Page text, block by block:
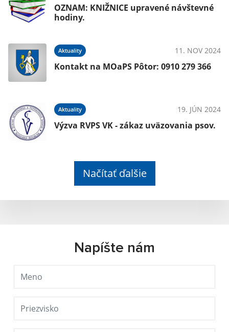
OZNAM: KNIŽNICE upravené návštevné
hodiny.
Aktuality 11. NOV 2024
Kontakt na MOaPS Pôtor: 0910 279 366
Aktuality 19. JÚN 2024
Výzva RVPS VK - zákaz uväzovania psov.
Načítať ďalšie
Napíšte nám